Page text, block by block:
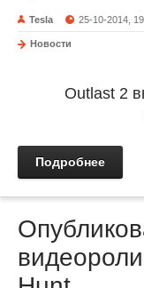
Tesla 25-10-2014,
Новости
Outlast 2
Подробнее